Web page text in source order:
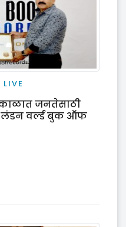
LIVE
जनतेसाठी
लंडन वर्ल्ड बुक ऑफ